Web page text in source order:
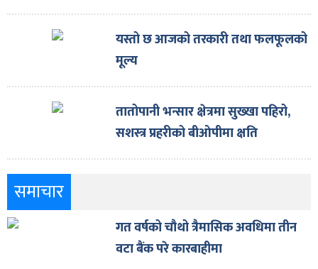
यस्तो छ आजको तरकारी तथा फलफूलको
मूल्य
तातोपानी भन्सार क्षेत्रमा सुख्खा पहिरो,
सशस्त्र प्रहरीको बीओपीमा क्षति
समाचार
गत वर्षको चौथो त्रैमासिक अवधिमा तीन
वटा बैंक परे कारबाहीमा